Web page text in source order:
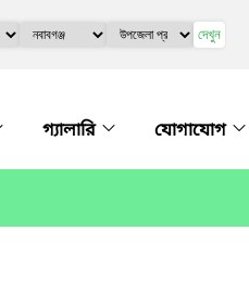
দেখুন
গ্যালারি যোগাযোগ